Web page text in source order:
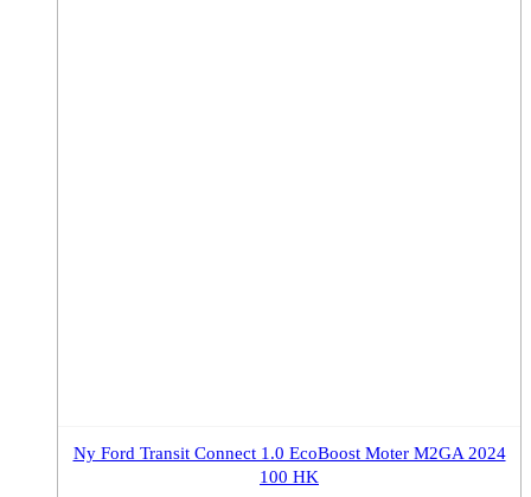
Ny Ford Transit Connect 1.0 EcoBoost Moter M2GA 2024
100 HK